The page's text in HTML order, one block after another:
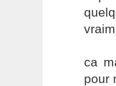
ca
pour